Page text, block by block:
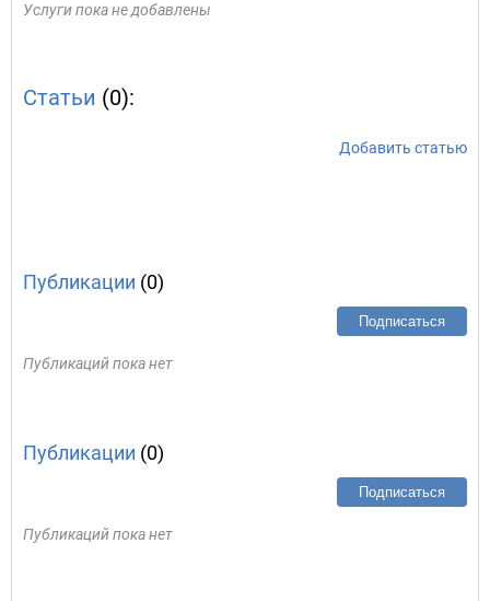
Услуги пока не добавлены
Статьи (0):
Добавить статью
Публикации (0)
Подписаться
Публикаций пока нет
Публикации (0)
Подписаться
Публикаций пока нет